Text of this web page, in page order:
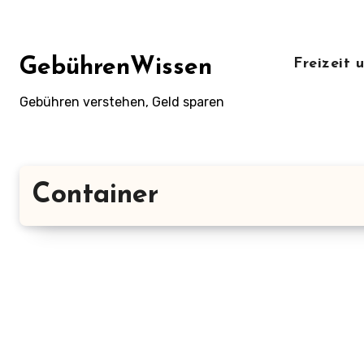
springen
GebührenWissen
Gebühren verstehen, Geld sparen
Freizeit
Container